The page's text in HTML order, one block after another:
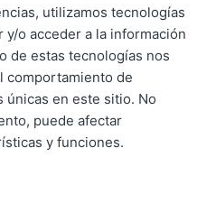
utilizamos tecnologías
y/o acceder a la información
de estas tecnologías nos
comportamiento de
únicas en este sitio. No
puede afectar
y funciones.